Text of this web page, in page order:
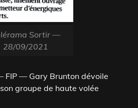
Sortir —
28/09/2021
FIP — Gary Brunton dévoile
groupe de haute volée